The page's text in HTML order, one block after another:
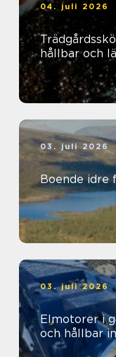
04. juli 2026
Trädgårdsskötsel i
hållbar och
03. juli 2026
03. juli 2026
Elmotorer i göteborg
och hållbar